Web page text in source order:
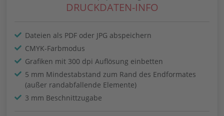
DRUCKDATEN-INFO
Dateien als PDF oder JPG abspeichern
CMYK-Farbmodus
Grafiken mit 300 dpi Auflösung einbetten
5 mm Mindestabstand zum Rand des Endformates
(außer randabfallende Elemente)
3 mm Beschnittzugabe